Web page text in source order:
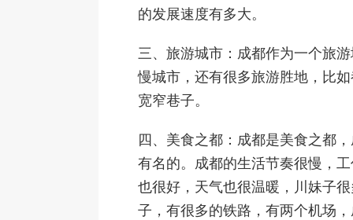
的发展速度有多大。
三、旅游城市：成都作为一个旅
慢城市，还有很多旅游胜地，比
宽窄巷子。
四、美食之都：成都是美食之都
有名的。成都的生活节奏很慢，
也很好，天气也很温暖，川妹子
子，有很多的铁路，有两个机场